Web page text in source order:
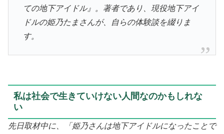
ての地下アイドル』。著者であり、現役地下アイ
ドルの姫乃たまさんが、自らの体験談を綴りま
す。
私は社会で生きていけない人間なのかもしれな
い
先日取材中に、「姫乃さんは地下アイドルになったことで